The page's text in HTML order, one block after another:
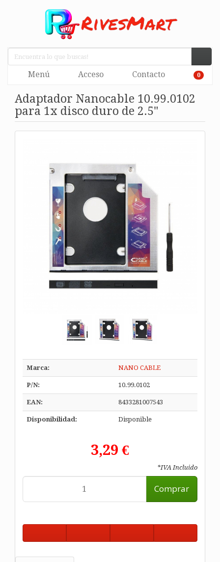
Menú Acceso Contacto 0
Adaptador Nanocable 10.99.0102
para 1x disco duro de 2.5"
Marca: NANO CABLE
P/N: 10.99.0102
EAN: 8433281007543
Disponibilidad: Disponible
3,29 €
*IVA Incluido
Comprar